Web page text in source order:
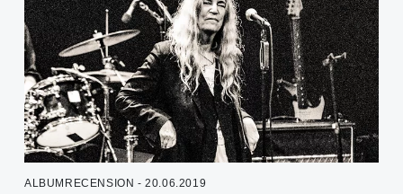
ALBUMRECENSION - 20.06.2019